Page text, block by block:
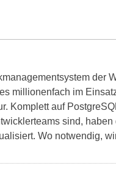
der
millionenfach im
Komplett auf
sind,
Wo notwendig,